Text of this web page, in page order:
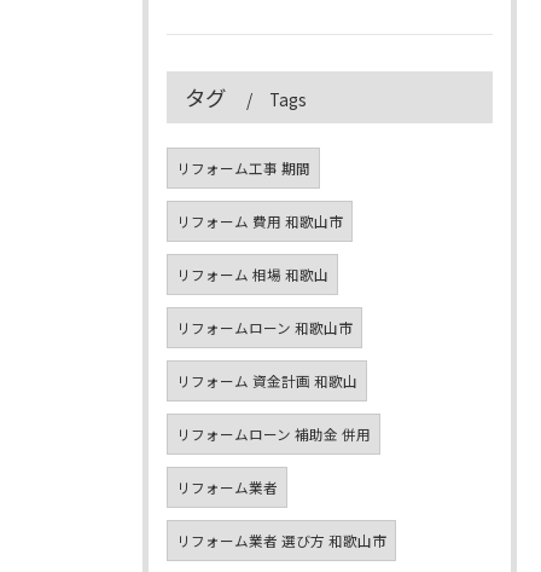
タグ Tags
リフォーム工事 期間
リフォーム 費用 和歌山市
リフォーム 相場 和歌山
リフォームローン 和歌山市
リフォーム 資金計画 和歌山
リフォームローン 補助金 併用
リフォーム業者
リフォーム業者 選び方 和歌山市